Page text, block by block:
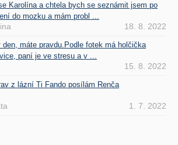
Karolína a chtela bych se seznámit jsem po
do mozku a mám probl ...
18. 8. 2022
den, máte pravdu.Podle fotek má holčička
paní je ve stresu a v ...
15. 8. 2022
z lázní Ti Fando posílám Renča
1. 7. 2022